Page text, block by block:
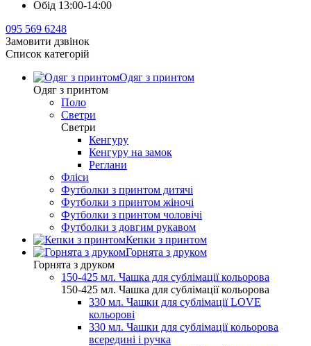
Обід 13:00-14:00
095 569 6248
Замовити дзвінок
Список категорій
Одяг з принтом
Одяг з принтом
Поло
Светри
Светри
Кенгуру
Кенгуру на замок
Реглани
Фліси
Футболки з принтом дитячі
Футболки з принтом жіночі
Футболки з принтом чоловічі
Футболки з довгим рукавом
Кепки з принтом
Горнята з друком
Горнята з друком
150-425 мл. Чашка для сублімації кольорова
150-425 мл. Чашка для сублімації кольорова
330 мл. Чашки для сублімації LOVE
кольорові
330 мл. Чашки для сублімації кольорова
всередині і ручка